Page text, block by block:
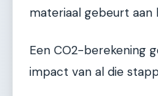
materiaal gebeurt aan
Een CO2-berekening
impact van al die